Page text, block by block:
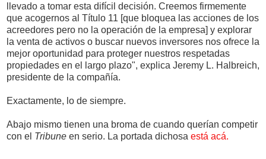
llevado a tomar esta difícil decisión. Creemos firmemente
que acogernos al Título 11 [que bloquea las acciones de los
acreedores pero no la operación de la empresa] y explorar
la venta de activos o buscar nuevos inversores nos ofrece la
mejor oportunidad para proteger nuestros respetadas
propiedades en el largo plazo", explica Jeremy L. Halbreich,
presidente de la compañía.
Exactamente, lo de siempre.
Abajo mismo tienen una broma de cuando querían competir
con el Tribune en serio. La portada dichosa está acá.